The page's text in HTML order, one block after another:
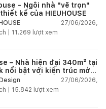
- Ngôi nhà "vẽ trọn"
kế của HIEUHOUSE
27/06/2026,
| 11.269 lượt xem
– Nhà hiện đại 340m² tại
nổi bật với kiến trúc mở
vườn kết nối thiên27/06/2026,
| 15.842 lượt xem